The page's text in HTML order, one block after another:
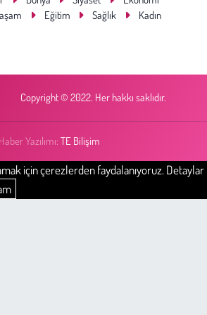
Eğitim Sağlık
Kadın
Copyright © 2022. Her hakkı saklıdır.
Haber Yazılımı: TE Bilişim
için çerezlerden faydalanıyoruz. Detaylar